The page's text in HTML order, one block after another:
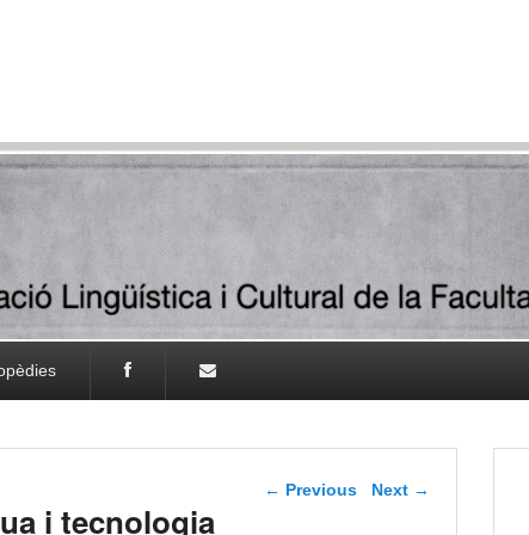
Post navigation
← Previous Next →
i tecnologia